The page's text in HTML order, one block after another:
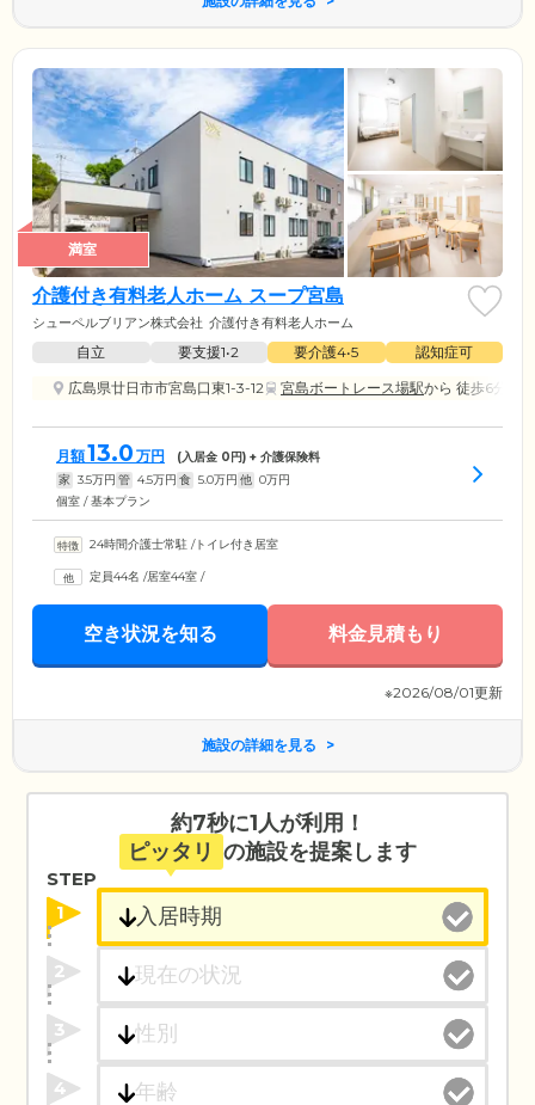
満室
介護付き有料老人ホーム スープ宮島
シューペルブリアン株式会社 介護付き有料老人ホーム
自立 要支援1•2 要介護4•5
認知症可
広島県廿日市市宮島口東1-3-12
宮島ボートレース場駅から 徒歩6分
月額13.0 万円 (入居金 0円) + 介護保険料
家 3.5万円 管 4.5万円 食 5.0万円 他 0万円
個室 / 基本プラン
24時間介護士常駐 /トイレ付き居室
定員44名 /居室44室 /
空き状況を知る 料金見積もり
※2026/08/01更新
施設の詳細を見る
約7秒に1人が利用！
ピッタリ の施設を提案します
STEP
1
2
3
4